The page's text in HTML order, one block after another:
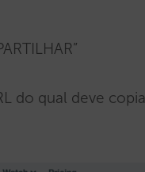
do qual deve